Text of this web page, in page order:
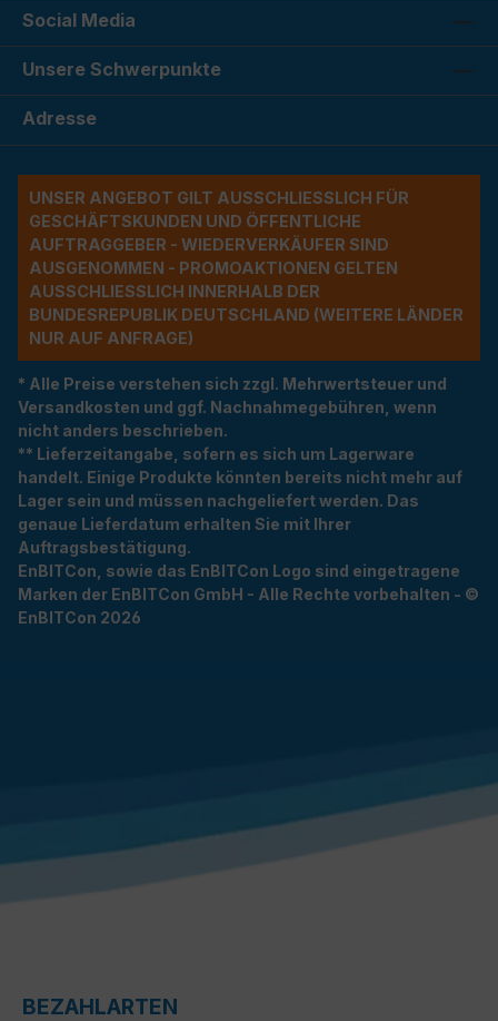
Social Media
Unsere Schwerpunkte
Adresse
UNSER ANGEBOT GILT AUSSCHLIESSLICH FÜR G
ESCHÄFTSKUNDEN UND ÖFFENTLICHE A
UFTRAGGEBER - WIEDERVERKÄUFER SIND A
USGENOMMEN - PROMOAKTIONEN GELTEN A
USSCHLIESSLICH INNERHALB DER BU
NDESREPUBLIK DEUTSCHLAND (WEITERE LÄNDER NU
R AUF ANFRAGE)
* Alle Preise verstehen sich zzgl. Mehrwertsteuer und
Versandkosten und ggf. Nachnahmegebühren, wenn
nicht anders beschrieben.
** Lieferzeitangabe, sofern es sich um Lagerware
handelt. Einige Produkte könnten bereits nicht mehr auf
Lager sein und müssen nachgeliefert werden. Das
genaue Lieferdatum erhalten Sie mit Ihrer
Auftragsbestätigung.
EnBITCon, sowie das EnBITCon Logo sind eingetragene
Marken der EnBITCon GmbH - Alle Rechte vorbehalten - ©
EnBITCon 2026
BEZAHLARTEN